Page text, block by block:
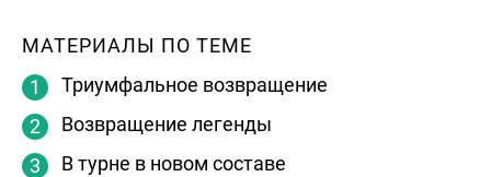
МАТЕРИАЛЫ ПО ТЕМЕ
Триумфальное возвращение
Возвращение легенды
В турне в новом составе